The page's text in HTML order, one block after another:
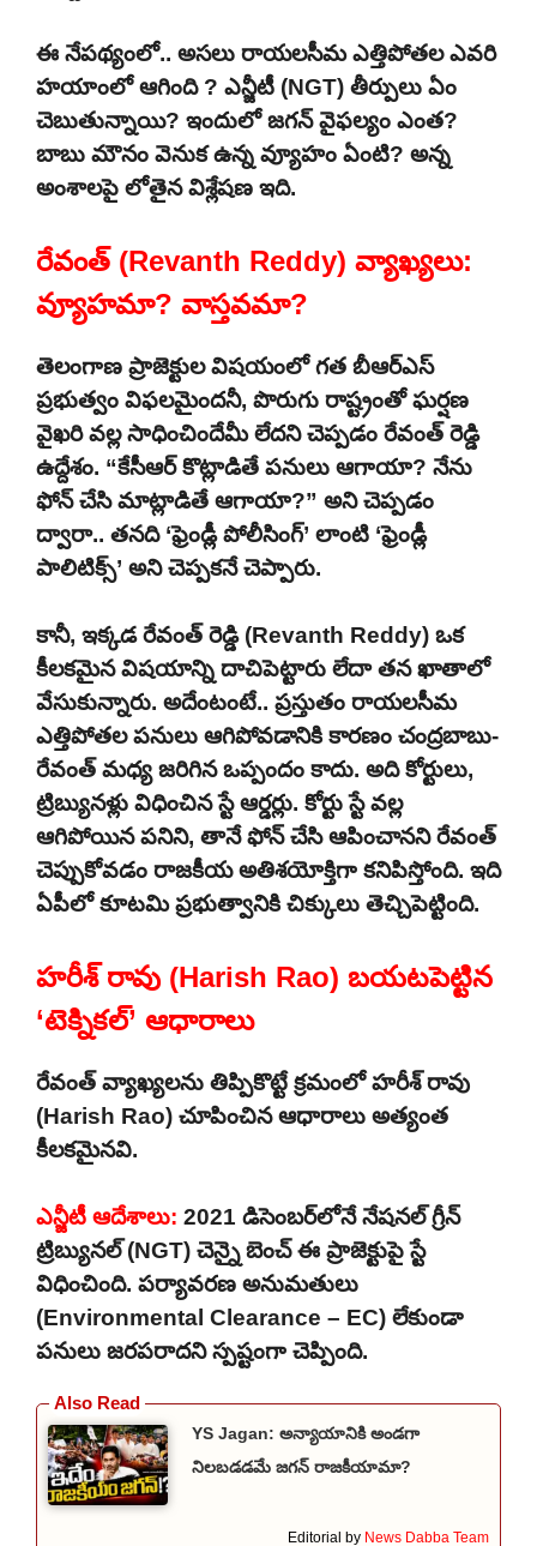
ఈ నేపథ్యంలో.. అసలు రాయలసీమ ఎత్తిపోతల ఎవరి
హయాంలో ఆగింది ? ఎన్జీటీ (NGT) తీర్పులు ఏం
చెబుతున్నాయి? ఇందులో జగన్ వైఫల్యం ఎంత?
బాబు మౌనం వెనుక ఉన్న వ్యూహం ఏంటి? అన్న
అంశాలపై లోతైన విశ్లేషణ ఇది.
రేవంత్ (Revanth Reddy) వ్యాఖ్యలు:
వ్యూహమా? వాస్తవమా?
తెలంగాణ ప్రాజెక్టుల విషయంలో గత బీఆర్ఎస్
ప్రభుత్వం విఫలమైందనీ, పొరుగు రాష్ట్రంతో ఘర్షణ
వైఖరి వల్ల సాధించిందేమీ లేదని చెప్పడం రేవంత్ రెడ్డి
ఉద్దేశం. “కేసీఆర్ కొట్లాడితే పనులు ఆగాయా? నేను
ఫోన్ చేసి మాట్లాడితే ఆగాయా?” అని చెప్పడం
ద్వారా.. తనది ‘ఫ్రెండ్లీ పోలీసింగ్’ లాంటి ‘ఫ్రెండ్లీ
పాలిటిక్స్’ అని చెప్పకనే చెప్పారు.
కానీ, ఇక్కడ రేవంత్ రెడ్డి (Revanth Reddy) ఒక
కీలకమైన విషయాన్ని దాచిపెట్టారు లేదా తన ఖాతాలో
వేసుకున్నారు. అదేంటంటే.. ప్రస్తుతం రాయలసీమ
ఎత్తిపోతల పనులు ఆగిపోవడానికి కారణం చంద్రబాబు-
రేవంత్ మధ్య జరిగిన ఒప్పందం కాదు. అది కోర్టులు,
ట్రిబ్యునళ్లు విధించిన స్టే ఆర్డర్లు. కోర్టు స్టే వల్ల
ఆగిపోయిన పనిని, తానే ఫోన్ చేసి ఆపించానని రేవంత్
చెప్పుకోవడం రాజకీయ అతిశయోక్తిగా కనిపిస్తోంది. ఇది
ఏపీలో కూటమి ప్రభుత్వానికి చిక్కులు తెచ్చిపెట్టింది.
హరీశ్ రావు (Harish Rao) బయటపెట్టిన
‘టెక్నికల్’ ఆధారాలు
రేవంత్ వ్యాఖ్యలను తిప్పికొట్టే క్రమంలో హరీశ్ రావు
(Harish Rao) చూపించిన ఆధారాలు అత్యంత
కీలకమైనవి.
ఎన్జీటీ ఆదేశాలు: 2021 డిసెంబర్‌లోనే నేషనల్ గ్రీన్
ట్రిబ్యునల్ (NGT) చెన్నై బెంచ్ ఈ ప్రాజెక్టుపై స్టే
విధించింది. పర్యావరణ అనుమతులు
(Environmental Clearance – EC) లేకుండా
పనులు జరపరాదని స్పష్టంగా చెప్పింది.
YS Jagan: అన్యాయానికి అండగా
నిలబడడమే జగన్ రాజకీయామా?
Editorial by News Dabba Team